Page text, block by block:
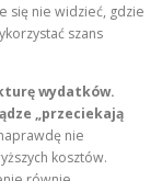
się nie widzieć, gdzie
szans
wydatków.
„przeciekają
nie
kosztów.